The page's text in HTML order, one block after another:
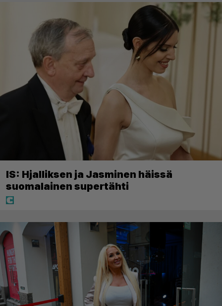
IS: Hjalliksen ja Jasminen häissä
suomalainen supertähti